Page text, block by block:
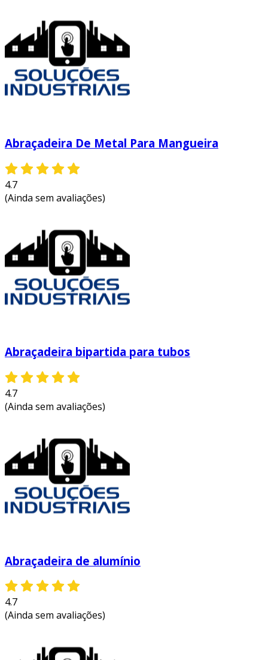
Abraçadeira De Metal Para Mangueira
4.7
(Ainda sem avaliações)
Abraçadeira bipartida para tubos
4.7
(Ainda sem avaliações)
Abraçadeira de alumínio
4.7
(Ainda sem avaliações)